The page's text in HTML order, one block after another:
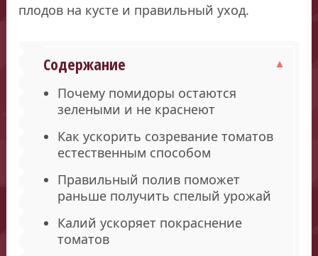
плодов на кусте и правильный уход.
Содержание
Почему помидоры остаются
зелеными и не краснеют
Как ускорить созревание томатов
естественным способом
Правильный полив поможет
раньше получить спелый урожай
Калий ускоряет покраснение
томатов